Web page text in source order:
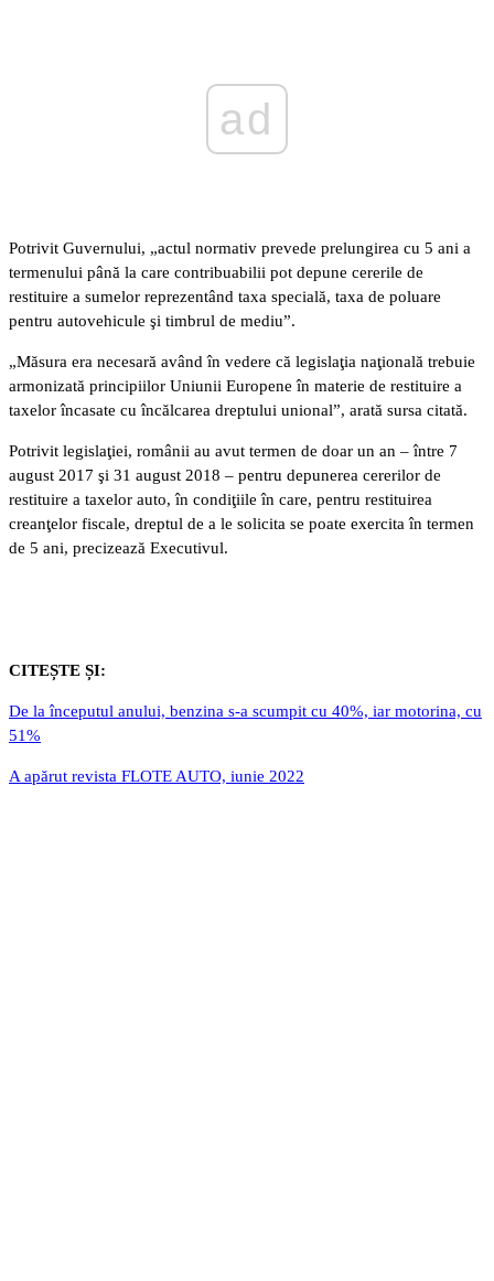
ad
Potrivit Guvernului, „actul normativ prevede prelungirea cu 5 ani a
termenului până la care contribuabilii pot depune cererile de
restituire a sumelor reprezentând taxa specială, taxa de poluare
pentru autovehicule şi timbrul de mediu”.
„Măsura era necesară având în vedere că legislaţia naţională trebuie
armonizată principiilor Uniunii Europene în materie de restituire a
taxelor încasate cu încălcarea dreptului unional”, arată sursa citată.
Potrivit legislaţiei, românii au avut termen de doar un an – între 7
august 2017 şi 31 august 2018 – pentru depunerea cererilor de
restituire a taxelor auto, în condiţiile în care, pentru restituirea
creanţelor fiscale, dreptul de a le solicita se poate exercita în termen
de 5 ani, precizează Executivul.
CITEȘTE ȘI:
De la începutul anului, benzina s-a scumpit cu 40%, iar motorina, cu
51%
A apărut revista FLOTE AUTO, iunie 2022